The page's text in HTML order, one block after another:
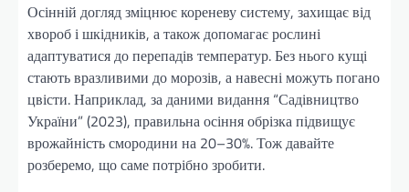
Осінній догляд зміцнює кореневу систему, захищає від
хвороб і шкідників, а також допомагає рослині
адаптуватися до перепадів температур. Без нього кущі
стають вразливими до морозів, а навесні можуть погано
цвісти. Наприклад, за даними видання “Садівництво
України” (2023), правильна осіння обрізка підвищує
врожайність смородини на 20–30%. Тож давайте
розберемо, що саме потрібно зробити.